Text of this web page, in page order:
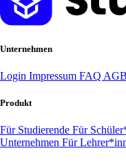
Unternehmen
Login Impressum FAQ AGB
Produkt
Für Studierende Für
Unternehmen Für